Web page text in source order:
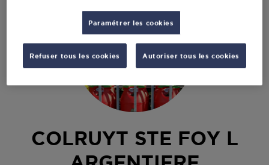
COLRUYT STE FOY L
Paramétrer les cookies
Refuser tous les cookies Autoriser tous les cookies